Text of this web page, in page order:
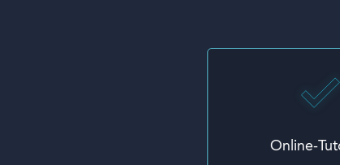
Online-